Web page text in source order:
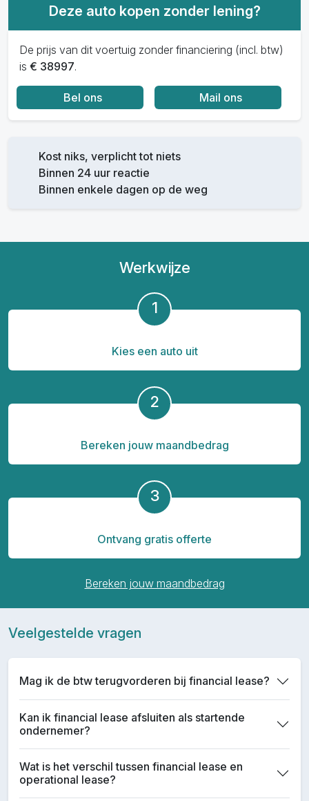
Deze auto kopen zonder lening?
De prijs van dit voertuig zonder financiering (incl. btw)
is € 38997.
Bel ons Mail ons
Kost niks, verplicht tot niets
Binnen 24 uur reactie
Binnen enkele dagen op de weg
Werkwijze
1
Kies een auto uit
2
Bereken jouw maandbedrag
3
Ontvang gratis offerte
Bereken jouw maandbedrag
Veelgestelde vragen
Mag ik de btw terugvorderen bij financial lease?
Kan ik financial lease afsluiten als startende
ondernemer?
Wat is het verschil tussen financial lease en
operational lease?